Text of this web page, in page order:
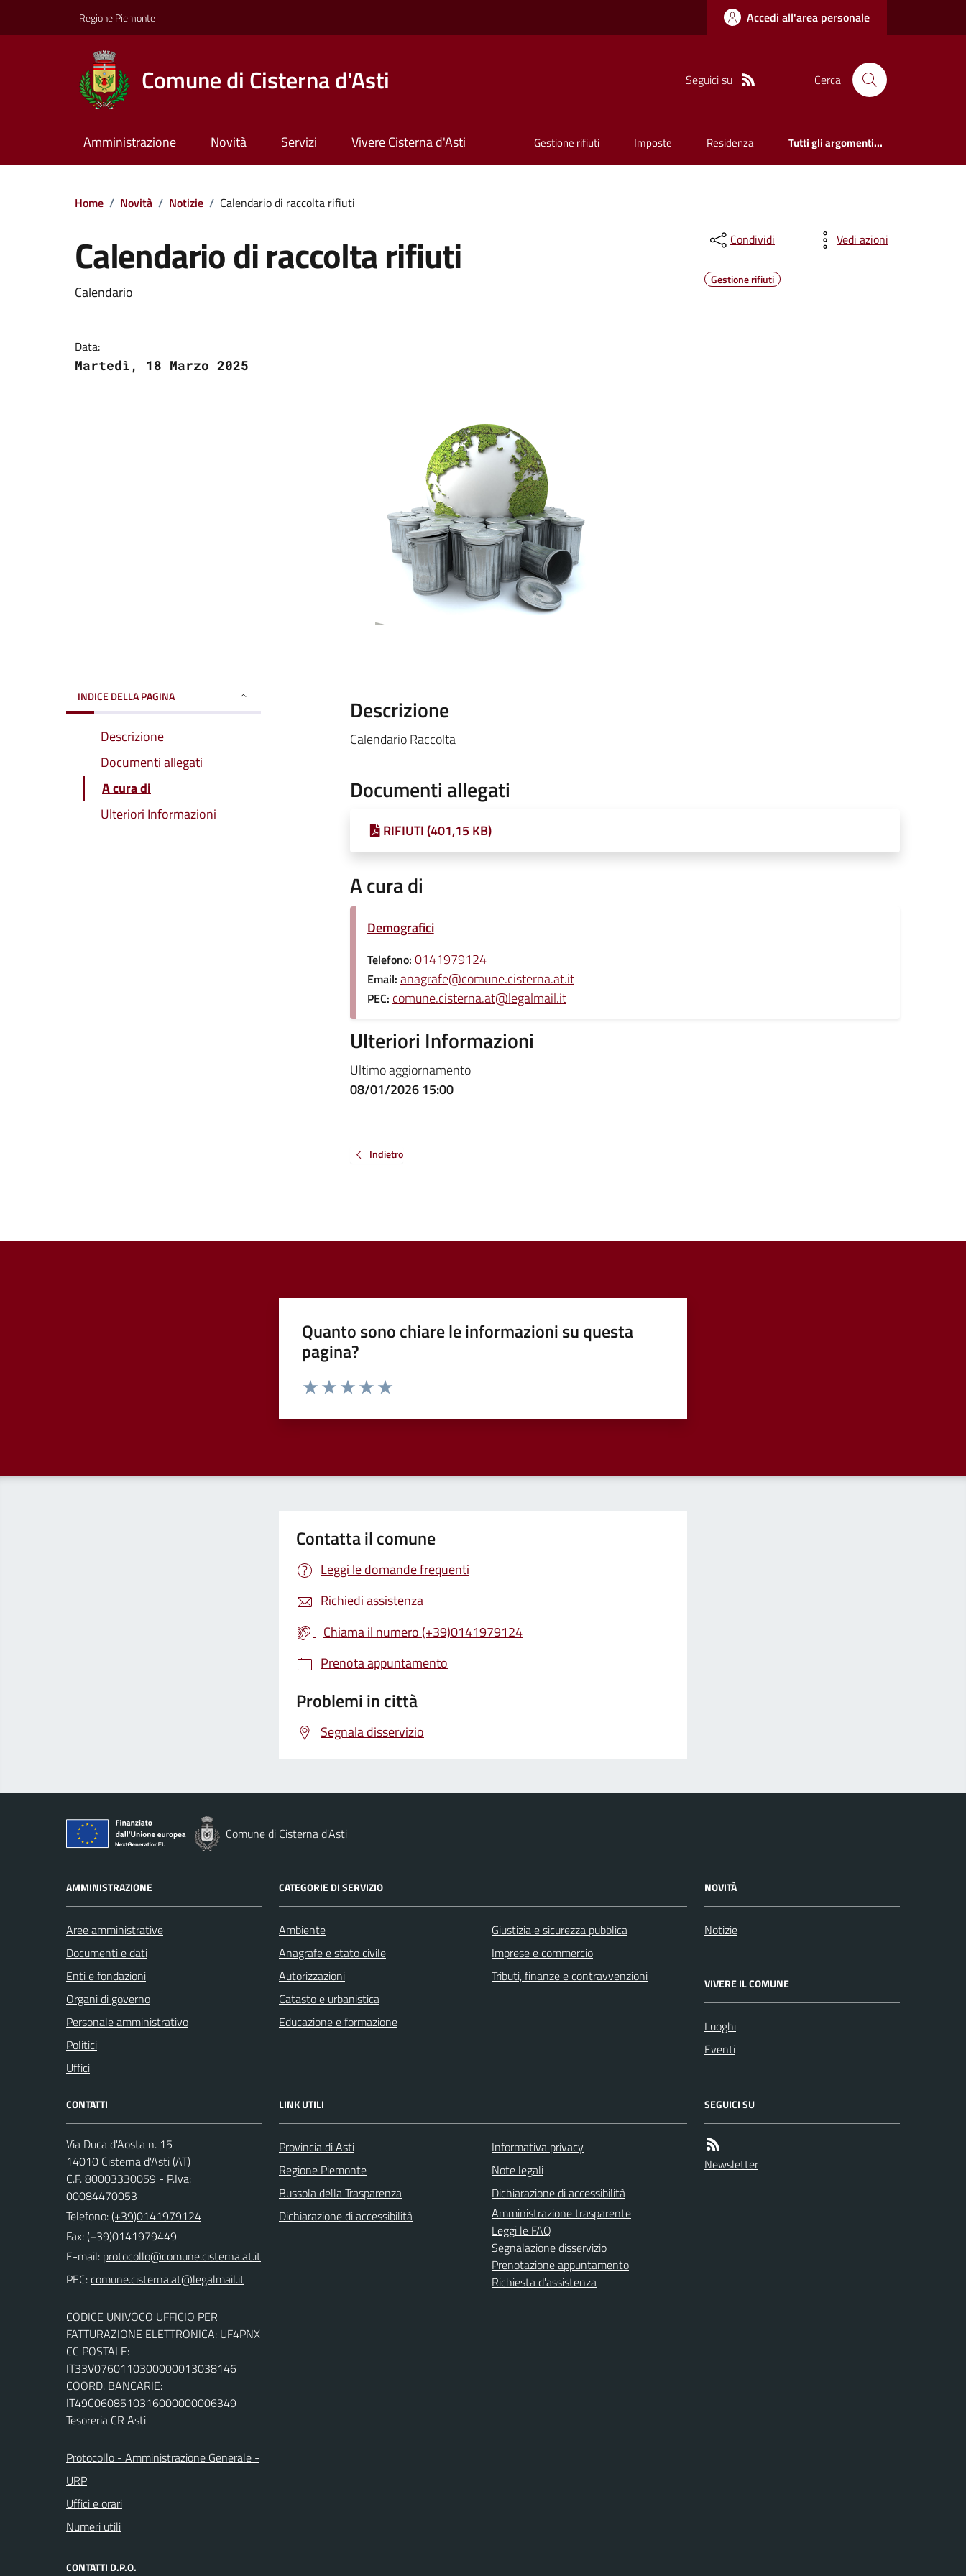
Regione Piemonte Accedi all'area personale
Comune di Cisterna d'Asti Seguici su Cerca
Amministrazione Novità Servizi Vivere Cisterna d'Asti Gestione rifiuti Imposte Residenza Tutti gli argomenti...
Home / Novità / Notizie / Calendario di raccolta rifiuti
Calendario di raccolta rifiuti
Calendario
Data:
Martedì, 18 Marzo 2025
Condividi Vedi azioni
Gestione rifiuti
INDICE DELLA PAGINA
Descrizione
Documenti allegati
A cura di
Ulteriori Informazioni
Descrizione
Calendario Raccolta
Documenti allegati
RIFIUTI (401,15 KB)
A cura di
Demografici
Telefono: 0141979124
Email: anagrafe@comune.cisterna.at.it
PEC: comune.cisterna.at@legalmail.it
Ulteriori Informazioni
Ultimo aggiornamento
08/01/2026 15:00
Indietro
Quanto sono chiare le informazioni su questa
pagina?
Valuta da 1 a 5 stelle la pagina
Contatta il comune
Leggi le domande frequenti
Richiedi assistenza
Chiama il numero (+39)0141979124
Prenota appuntamento
Problemi in città
Segnala disservizio
Comune di Cisterna d'Asti
AMMINISTRAZIONE
Aree amministrative
Documenti e dati
Enti e fondazioni
Organi di governo
Personale amministrativo
Politici
Uffici
CATEGORIE DI SERVIZIO
Ambiente
Anagrafe e stato civile
Autorizzazioni
Catasto e urbanistica
Educazione e formazione
Giustizia e sicurezza pubblica
Imprese e commercio
Tributi, finanze e contravvenzioni
NOVITÀ
Notizie
VIVERE IL COMUNE
Luoghi
Eventi
CONTATTI
Via Duca d'Aosta n. 15
14010 Cisterna d'Asti (AT)
C.F. 80003330059 - P.Iva:
00084470053
Telefono:(+39)0141979124
Fax: (+39)0141979449
E-mail:
PEC:
CODICE UNIVOCO UFFICIO PER
FATTURAZIONE ELETTRONICA: UF4PNX
CC POSTALE:
IT33V0760110300000013038146
COORD. BANCARIE:
IT49C0608510316000000006349
Tesoreria CR Asti
Protocollo - Amministrazione Generale -
URP
Uffici e orari
Numeri utili
CONTATTI D.P.O.
LINK UTILI
Provincia di Asti
Regione Piemonte
Bussola della Trasparenza
Dichiarazione di accessibilità
Informativa privacy
Note legali
Dichiarazione di accessibilità
Amministrazione trasparente
Leggi le FAQ
Segnalazione disservizio
Prenotazione appuntamento
Richiesta d'assistenza
SEGUICI SU
Newsletter